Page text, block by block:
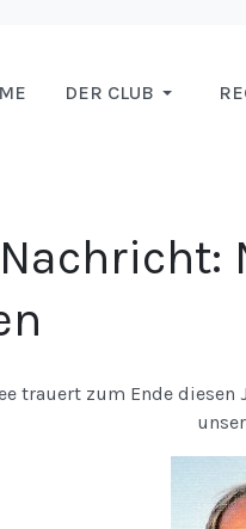
DER CLUB
trauert zum Ende